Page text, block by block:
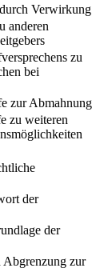
Verwirkung
anderen
zu
bei
zur Abmahnung
zu weiteren
der
der
Abgrenzung zur